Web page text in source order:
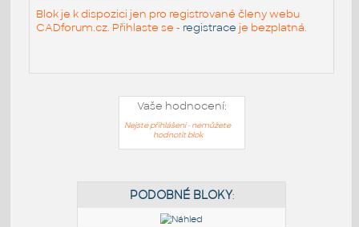
Blok je k dispozici jen pro registrované členy webu
CADforum.cz. Přihlaste se - registrace je bezplatná.
Vaše hodnocení:
Nejste přihlášeni - nemůžete
hodnotit blok